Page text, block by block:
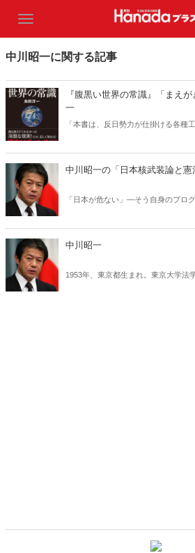
中川昭一に関する記事
『腹黒い世界の常識』「まえ
一
「本書は、反日勢力が仕掛ける各種
中川昭一の「日本核武装論と憲
「日本が危ない」―そう自身のブロ
月号で再録した全文の内、冒頭を特
中川昭一
1953年、東京都生まれ。東京大学法